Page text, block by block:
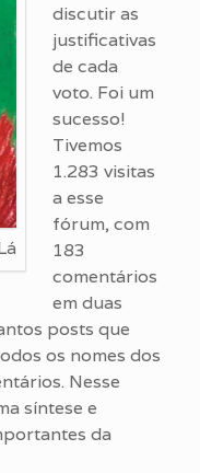
discutir as
justificativas
de cada
voto. Foi um
sucesso!
Tivemos
1.283 visitas
a esse
fórum, com
183
comentários
em duas
posts que
os nomes dos
Nesse
síntese e
da